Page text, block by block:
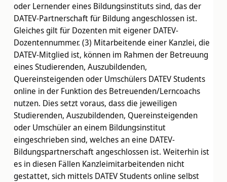
oder Lernender eines Bildungsinstituts sind, das der
DATEV-Partnerschaft für Bildung angeschlossen ist.
Gleiches gilt für Dozenten mit eigener DATEV-
Dozentennummer. (3) Mitarbeitende einer Kanzlei, die
DATEV-Mitglied ist, können im Rahmen der Betreuung
eines Studierenden, Auszubildenden,
Quereinsteigenden oder Umschülers DATEV Students
online in der Funktion des Betreuenden/Lerncoachs
nutzen. Dies setzt voraus, dass die jeweiligen
Studierenden, Auszubildenden, Quereinsteigenden
oder Umschüler an einem Bildungsinstitut
eingeschrieben sind, welches an eine DATEV-
Bildungspartnerschaft angeschlossen ist. Weiterhin ist
es in diesen Fällen Kanzleimitarbeitenden nicht
gestattet, sich mittels DATEV Students online selbst